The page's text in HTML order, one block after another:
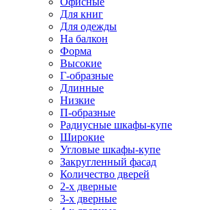
Для книг
Для одежды
На балкон
Форма
Высокие
Г-образные
Длинные
Низкие
П-образные
Радиусные шкафы-купе
Широкие
Угловые шкафы-купе
Закругленный фасад
Количество дверей
2-х дверные
3-х дверные